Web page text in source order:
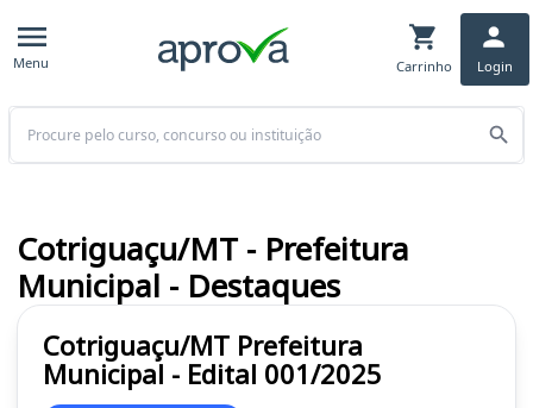
Menu Carrinho Login
Buscar
Cotriguaçu/MT Prefeitura
Municipal - Edital 001/2025
Cotriguaçu/MT - Prefeitura
Municipal - Destaques